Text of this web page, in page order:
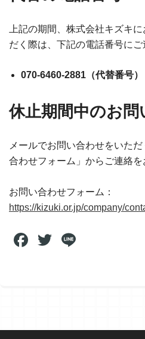
上記の期間、株式会社キズキ
だく際は、下記の電話番号にご
070-6460-2881（代替番号）
休止期間中のお問
メールでお問い合わせをいた
合わせフォーム」からご連絡を
お問い合わせフォーム：
https://kizuki.or.jp/company/
Facebook
Twitter